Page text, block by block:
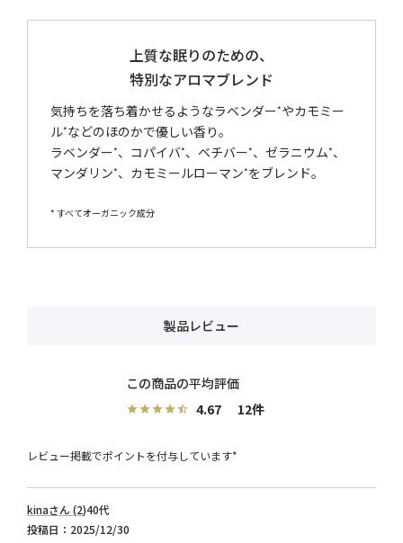
上質な眠りのための、
特別なアロマブレンド
気持ちを落ち着かせるようなラベンダー*やカモミー
ル*などのほのかで優しい香り。
ラベンダー*、コパイバ*、ベチバー*、ゼラニウム*、
マンダリン*、カモミールローマン*をブレンド。
* すべてオーガニック成分
製品レビュー
4.67 12
レビュー掲載でポイントを付与しています*
kina 2 40代
投稿日
2025/12/30